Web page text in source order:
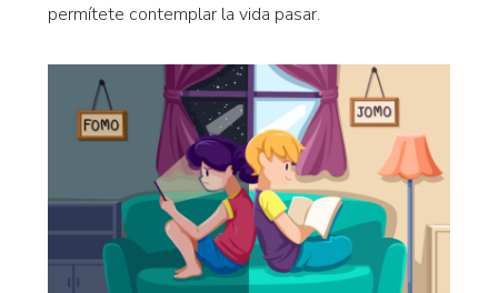
permítete contemplar la vida pasar.